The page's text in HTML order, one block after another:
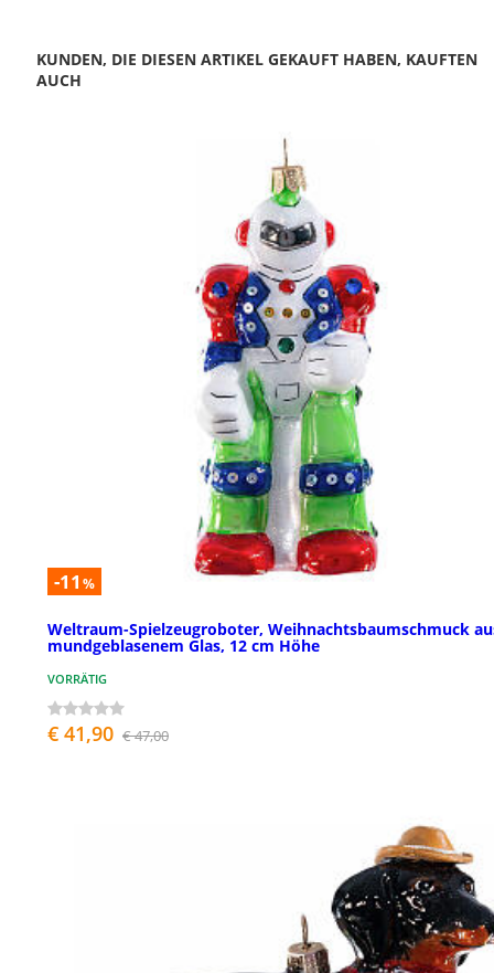
KUNDEN, DIE DIESEN ARTIKEL GEKAUFT HABEN, KAUFTEN
AUCH
-11 %
Weltraum-Spielzeugroboter, Weihnachtsbaumschmuck
mundgeblasenem Glas, 12 cm Höhe
VORRÄTIG
€ 41,90 € 47,00